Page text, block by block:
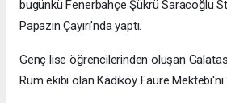
bugünkü Fenerbahçe Şükrü Saracoğlu
Papazın Çayırı'nda yaptı.
Genç lise öğrencilerinden oluşan
Rum ekibi olan Kadıköy Faure